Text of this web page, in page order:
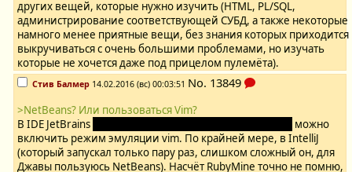
других вещей, которые нужно изучить (HTML, PL/SQL,
администрирование соответствующей СУБД, а также некоторые
намного менее приятные вещи, без знания которых приходится
выкручиваться с очень большими проблемами, но изучать
которые не хочется даже под прицелом пулемёта).
Стив Балмер 14.02.2016 (вс) 00:03:51 No. 13849
>NetBeans? Или пользоваться Vim?
В IDE JetBrains
можно
включить режим эмуляции vim. По крайней мере, в IntelliJ
(который запускал только пару раз, слишком сложный он, для
Джавы пользуюсь NetBeans). Насчёт RubyMine точно не помню,